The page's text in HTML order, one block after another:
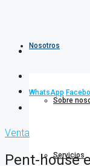
Nosotros
Sobre
Servicios
WhatsApp
Venta
Pent-house